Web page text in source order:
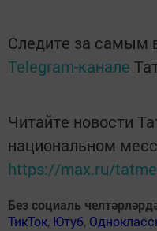
Следите за самым
Telegram-канале
Читайте новости
национальном
https://max.ru/
Без социаль
ТикТок, Ютуб,